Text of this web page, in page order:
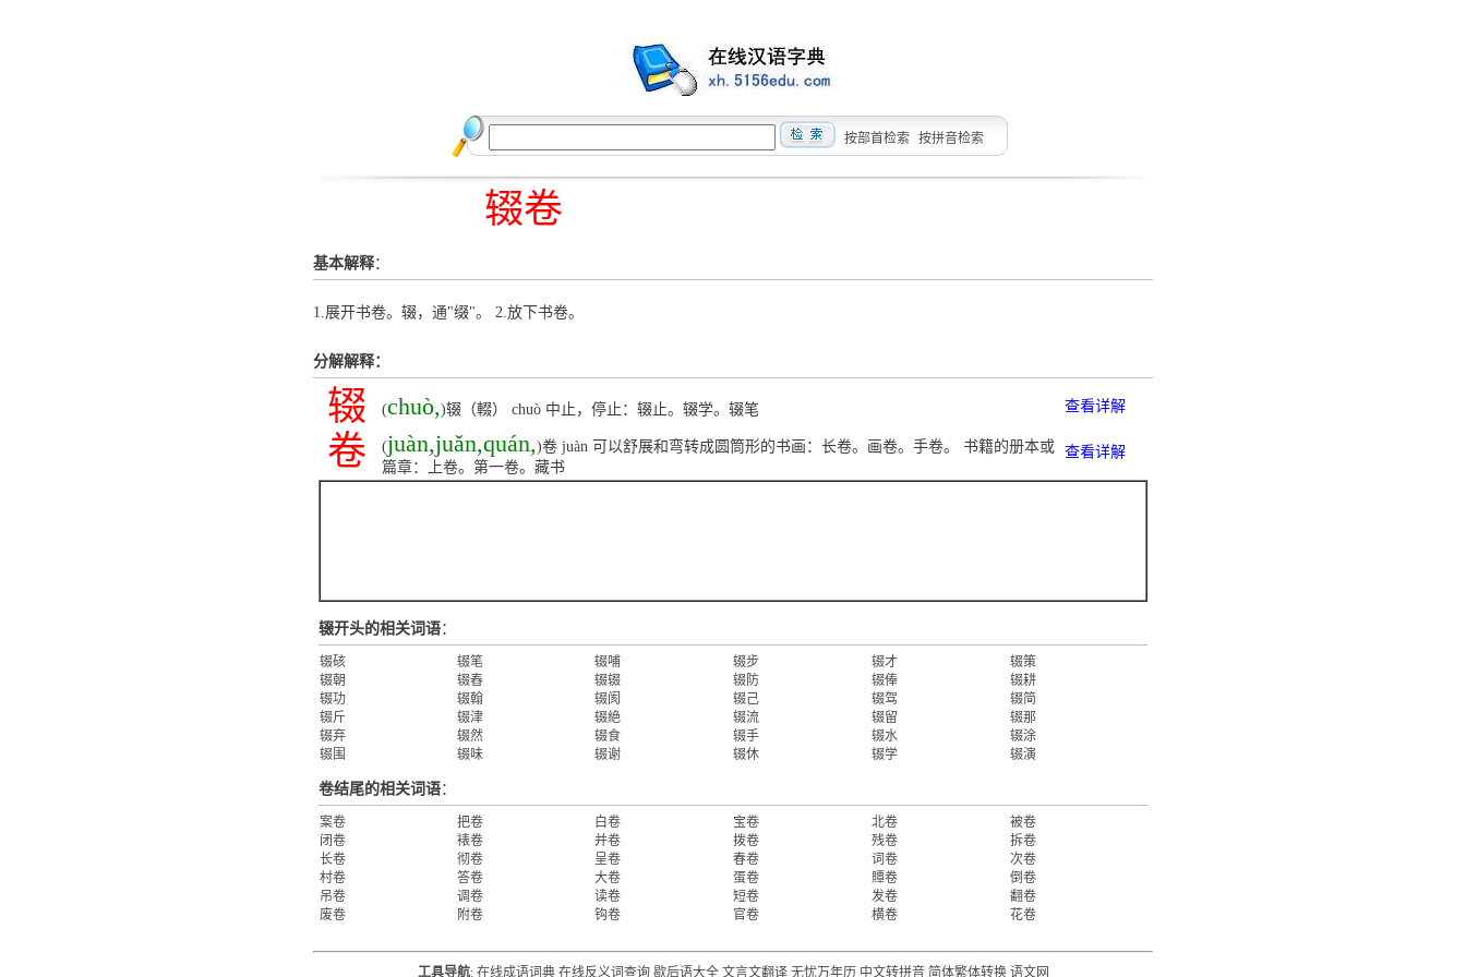
按部首检索 按拼音检索
辍卷
基本解释：
1.展开书卷。辍，通"缀"。 2.放下书卷。
分解解释：
辍 (chuò,)辍（輟） chuò 中止，停止：辍止。辍学。辍笔 查看详解
卷 (juàn,juǎn,quán,)卷 juàn 可以舒展和弯转成圆筒形的书画：长卷。画卷。手卷。 书籍的册本或
篇章：上卷。第一卷。藏书
查看详解
辍开头的相关词语：
辍硋 辍笔 辍哺 辍步 辍才
辍策
辍朝
辍舂 辍辍 辍防 辍俸
辍耕
辍功
辍翰 辍阂 辍己 辍驾
辍简
辍斤
辍津 辍絶 辍流 辍留
辍那
辍弃
辍然 辍食 辍手 辍水
辍涂
辍围
辍味 辍谢 辍休 辍学 辍演
卷结尾的相关词语：
案卷 把卷 白卷 宝卷 北卷
被卷
闭卷
裱卷 并卷 拨卷 残卷
拆卷
长卷
彻卷 呈卷 春卷 词卷
次卷
村卷
答卷 大卷 蛋卷 贉卷
倒卷
吊卷
调卷 读卷 短卷 发卷
翻卷
废卷
附卷 钩卷 官卷 横卷 花卷
工具导航: 在线成语词典 在线反义词查询 歇后语大全 文言文翻译 无忧万年历 中文转拼音 简体繁体转换 语文网